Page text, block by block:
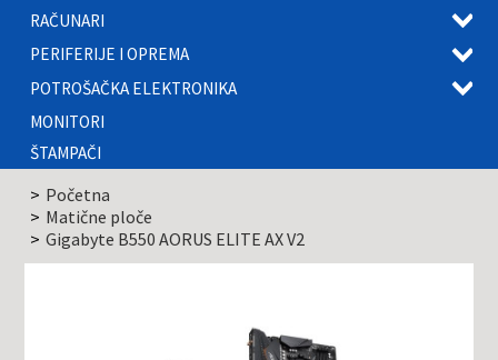
RAČUNARI
PERIFERIJE I OPREMA
POTROŠAČKA ELEKTRONIKA
MONITORI
ŠTAMPAČI
Početna
Matične ploče
Gigabyte B550 AORUS ELITE AX V2